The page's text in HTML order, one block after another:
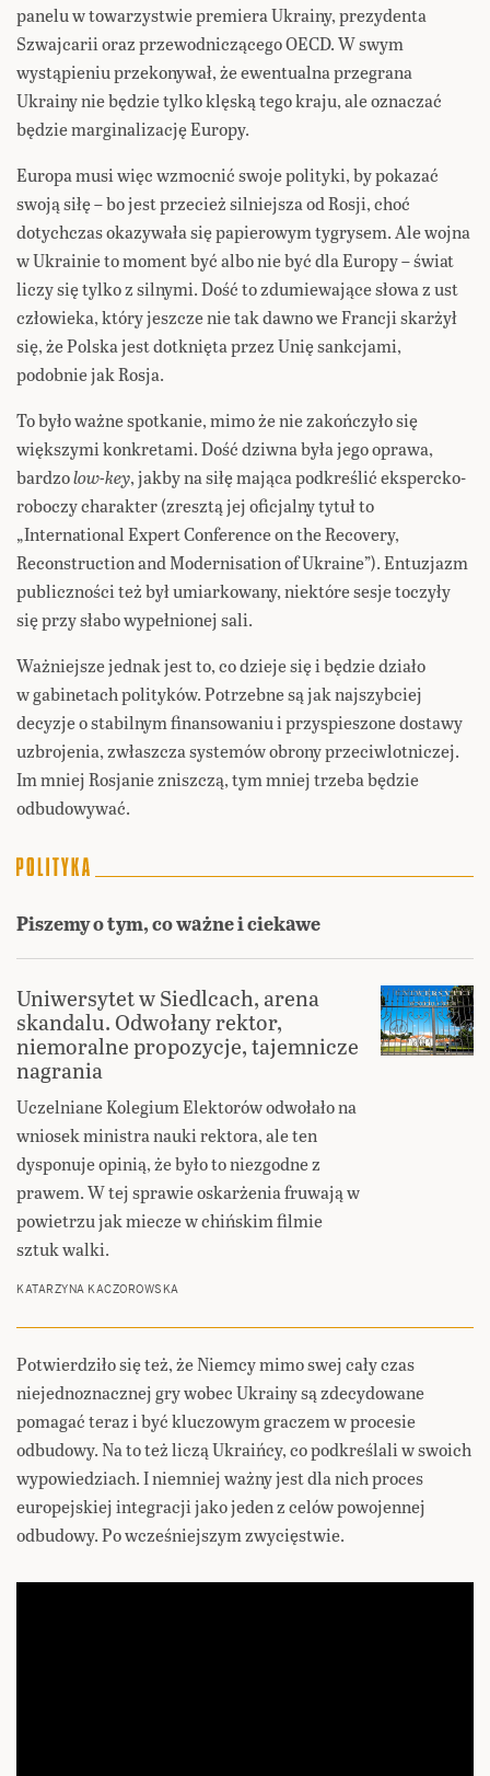
panelu w towarzystwie premiera Ukrainy, prezydenta
Szwajcarii oraz przewodniczącego OECD. W swym
wystąpieniu przekonywał, że ewentualna przegrana
Ukrainy nie będzie tylko klęską tego kraju, ale oznaczać
będzie marginalizację Europy.
Europa musi więc wzmocnić swoje polityki, by pokazać
swoją siłę – bo jest przecież silniejsza od Rosji, choć
dotychczas okazywała się papierowym tygrysem. Ale wojna
w Ukrainie to moment być albo nie być dla Europy – świat
liczy się tylko z silnymi. Dość to zdumiewające słowa z ust
człowieka, który jeszcze nie tak dawno we Francji skarżył
się, że Polska jest dotknięta przez Unię sankcjami,
podobnie jak Rosja.
To było ważne spotkanie, mimo że nie zakończyło się
większymi konkretami. Dość dziwna była jego oprawa,
bardzolow-key, jakby na siłę mająca podkreślić ekspercko-
roboczy charakter (zresztą jej oficjalny tytuł to
„International Expert Conference on the Recovery,
Reconstruction and Modernisation of Ukraine”). Entuzjazm
publiczności też był umiarkowany, niektóre sesje toczyły
się przy słabo wypełnionej sali.
Ważniejsze jednak jest to, co dzieje się i będzie działo
w gabinetach polityków. Potrzebne są jak najszybciej
decyzje o stabilnym finansowaniu i przyspieszone dostawy
uzbrojenia, zwłaszcza systemów obrony przeciwlotniczej.
Im mniej Rosjanie zniszczą, tym mniej trzeba będzie
odbudowywać.
Piszemy o tym, co ważne i ciekawe
Uniwersytet w Siedlcach, arena
skandalu. Odwołany rektor,
niemoralne propozycje, tajemnicze
nagrania
Uczelniane Kolegium Elektorów odwołało na
wniosek ministra nauki rektora, ale ten
dysponuje opinią, że było to niezgodne z
prawem. W tej sprawie oskarżenia fruwają w
powietrzu jak miecze w chińskim filmie
sztuk walki.
KATARZYNA KACZOROWSKA
Potwierdziło się też, że Niemcy mimo swej cały czas
niejednoznacznej gry wobec Ukrainy są zdecydowane
pomagać teraz i być kluczowym graczem w procesie
odbudowy. Na to też liczą Ukraińcy, co podkreślali w swoich
wypowiedziach. I niemniej ważny jest dla nich proces
europejskiej integracji jako jeden z celów powojennej
odbudowy. Po wcześniejszym zwycięstwie.